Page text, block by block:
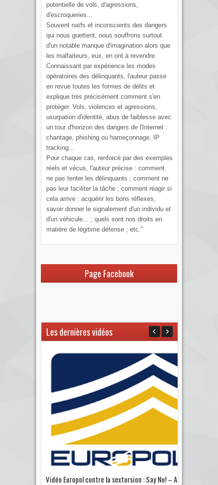
potentielle de vols, d'agressions,
d'escroqueries...
Souvent naïfs et inconscients des dangers
qui nous guettent, nous souffrons surtout
d'un notable manque d'imagination alors que
les malfaiteurs, eux, en ont à revendre.
Connaissant par expérience les modes
opératoires des délinquants, l'auteur passe
en revue toutes les formes de délits et
explique très précisément comment s'en
protéger. Vols, violences et agressions,
usurpation d'identité, abus de faiblesse avec
un tour d'horizon des dangers de l'Internet :
chantage, phishing ou hameçonnage, IP
tracking...
Pour chaque cas, renforcé par des exemples
réels et vécus, l'auteur précise : comment
ne pas tenter les délinquants ; comment ne
pas leur faciliter la tâche ; comment réagir si
cela arrive : acquérir les bons réflexes,
savoir donner le signalement d'un individu et
d'un véhicule... ; quels sont nos droits en
matière de légitime défense ; etc."
Page Facebook
Les dernières vidéos
Vidéo Europol contre la sextorsion : Say No! – A...